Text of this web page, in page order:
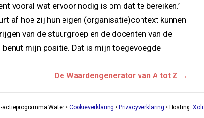
vooral wat ervoor nodig is om dat te bereiken.’
af hoe zij hun eigen (organisatie)context kunnen
van de stuurgroep en de docenten van de
benut mijn positie. Dat is mijn toegevoegde
De Waardengenerator van A tot Z →
actieprogramma Water • Cookieverklaring • Privacyverklaring • Hosting: